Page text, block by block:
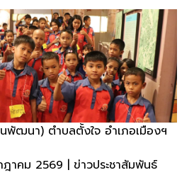
นพัฒนา) ตำบลตั้งใจ อำเภอเมืองฯ
คม 2569 | ข่าวประชาสัมพันธ์